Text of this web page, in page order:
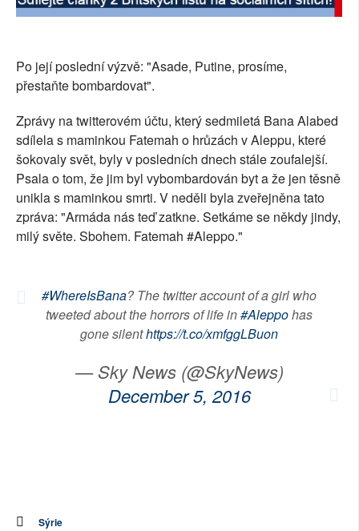
SOCIÁLNÍ SÍTĚ
PLNÁ VERZE STRÁNEK
Po její poslední výzvě: "Asade, Putine, prosíme,
přestaňte bombardovat".
Zprávy na twitterovém účtu, který sedmiletá Bana Alabed
sdílela s maminkou Fatemah o hrůzách v Aleppu, které
šokovaly svět, byly v posledních dnech stále zoufalejší.
Psala o tom, že jim byl vybombardován byt a že jen těsně
unikla s maminkou smrti. V neděli byla zveřejněna tato
zpráva: "Armáda nás teď zatkne. Setkáme se někdy jindy,
milý světe. Sbohem. Fatemah #Aleppo."
#WhereIsBana? The twitter account of a girl who
tweeted about the horrors of life in#Aleppohas
gone silenthttps://t.co/xmfggLBuon
— Sky News (@SkyNews)
December 5, 2016
Sýrie